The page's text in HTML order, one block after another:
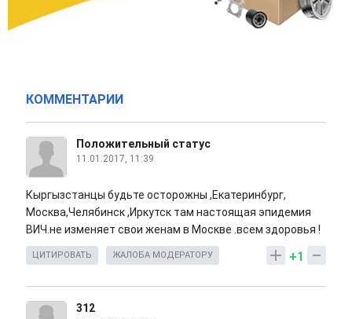
КОММЕНТАРИИ
Положительный статус
11.01.2017, 11:39
Кыргызстанцы будьте осторожны ,Екатеринбург,
Москва,Челябинск ,Иркутск там настоящая эпидемия
ВИЧ.не изменяет свои женам в Москве .всем здоровья !
+1
ЦИТИРОВАТЬ ЖАЛОБА МОДЕРАТОРУ
312